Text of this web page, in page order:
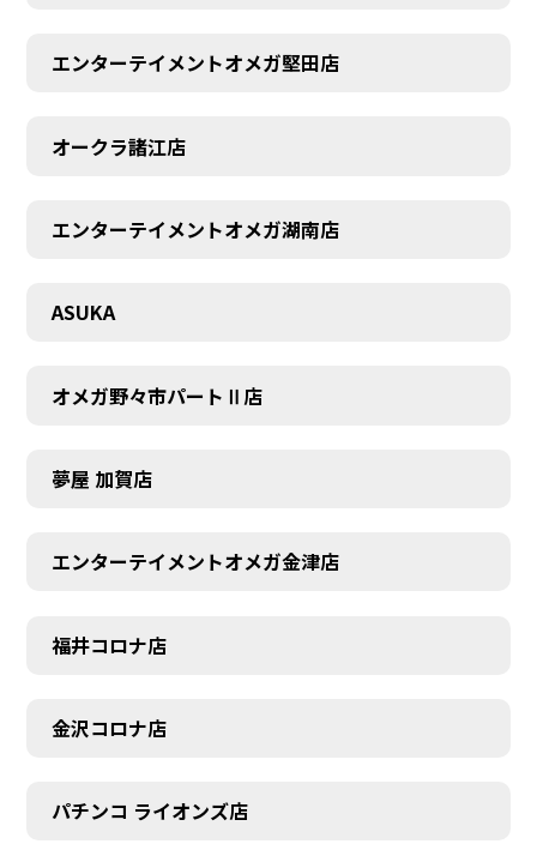
エンターテイメントオメガ堅田店
オークラ諸江店
エンターテイメントオメガ湖南店
ASUKA
オメガ野々市パートⅡ店
夢屋 加賀店
エンターテイメントオメガ金津店
福井コロナ店
金沢コロナ店
パチンコ ライオンズ店